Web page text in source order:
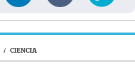
/ CIENCIA